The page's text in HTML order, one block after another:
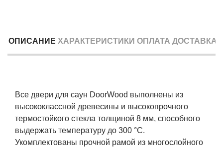
ОПИСАНИЕ ХАРАКТЕРИСТИКИ ОПЛАТА ДОСТАВКА
Все двери для саун DoorWood выполнены из
высококлассной древесины и высокопрочного
термостойкого стекла толщиной 8 мм, способного
выдержать температуру до 300 °C.
Укомплектованы прочной рамой из многослойного